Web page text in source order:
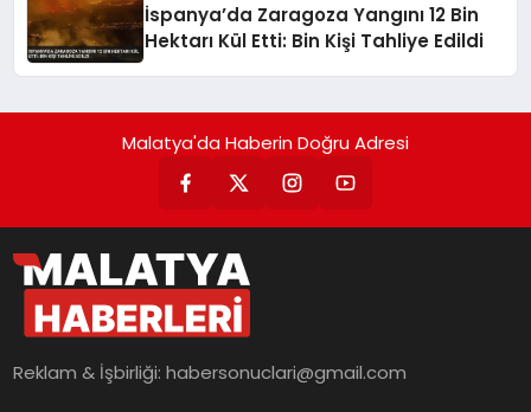
İspanya’da Zaragoza Yangını 12 Bin
Hektarı Kül Etti: Bin Kişi Tahliye Edildi
Malatya'da Haberin Doğru Adresi
Reklam & İşbirliği:habersonuclari@gmail.com